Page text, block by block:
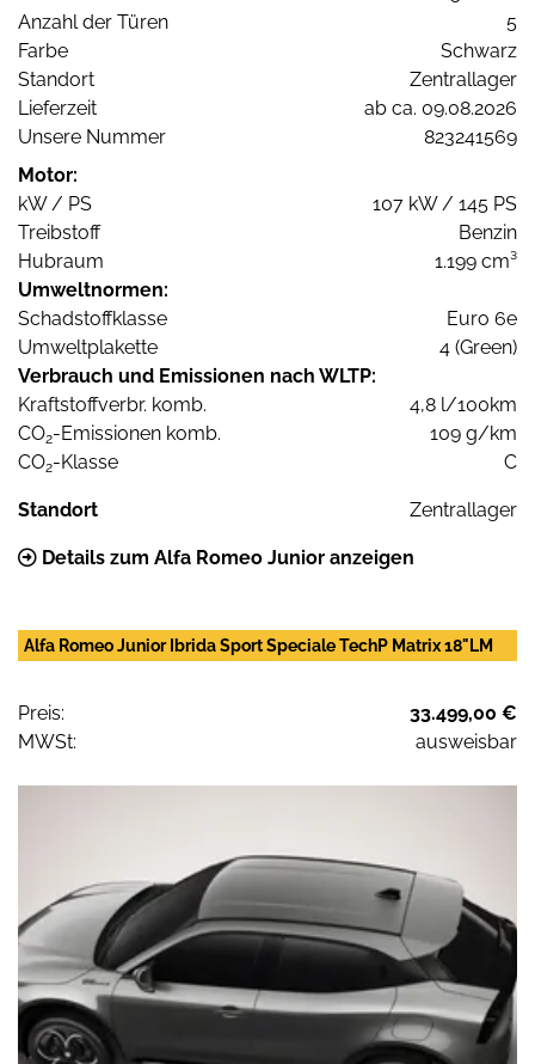
Anzahl der Türen
5
Farbe
Schwarz
Standort
Zentrallager
Lieferzeit
ab ca. 09.08.2026
Unsere Nummer
823241569
Motor:
kW / PS
107 kW / 145 PS
Treibstoff
Benzin
Hubraum
1.199 cm³
Umweltnormen:
Schadstoffklasse
Euro 6e
Umweltplakette
4 (Green)
Verbrauch und Emissionen nach WLTP:
Kraftstoffverbr. komb.
4,8 l/100km
CO2-Emissionen komb.
109 g/km
CO2-Klasse C
Standort Zentrallager
Details zum Alfa Romeo Junior anzeigen
Alfa Romeo Junior Ibrida Sport Speciale TechP Matrix 18"LM
Preis:
33.499,00 €
MWSt:
ausweisbar